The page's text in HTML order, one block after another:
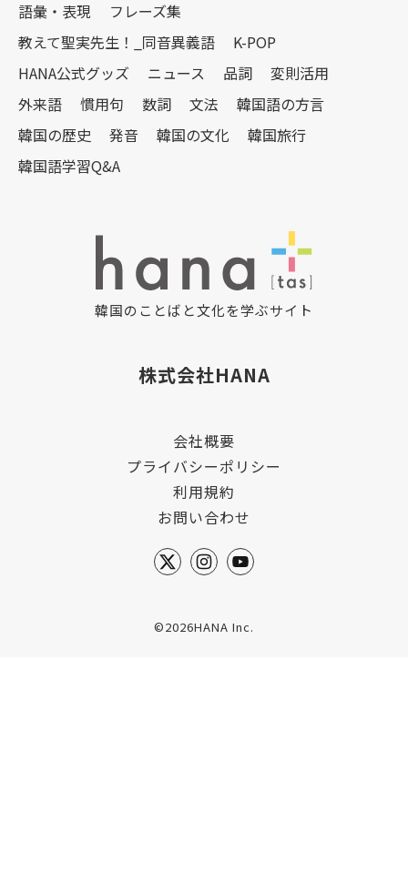
語彙・表現
フレーズ集
教えて聖実先生！_同音異義語
K-POP
HANA公式グッズ
ニュース 品詞
変則活用
外来語
慣用句 数詞 文法
韓国語の方言
韓国の歴史
発音 韓国の文化
韓国旅行
韓国語学習Q&A
韓国のことばと文化を学ぶサイト
株式会社HANA
会社概要
プライバシーポリシー
利用規約
お問い合わせ
©2026HANA Inc.